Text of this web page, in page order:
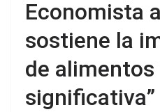
Economista
sostiene la
de alimentos
significativa”